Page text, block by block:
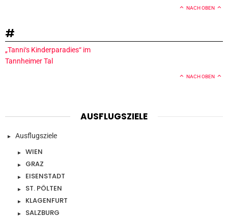
NACH OBEN
#
„Tanni‘s Kinderparadies“ im
Tannheimer Tal
NACH OBEN
AUSFLUGSZIELE
Ausflugsziele
WIEN
GRAZ
EISENSTADT
ST. PÖLTEN
KLAGENFURT
SALZBURG